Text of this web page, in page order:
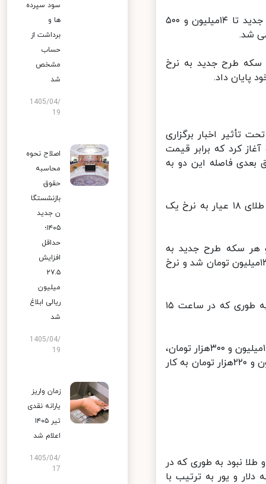
از ساعت ۱۶عصر به بعد روند ریزش قیمت‌ها شدیدتر شد و نرخ سکه طرح جدید تا ۱۴میلیون و ۵۰۰
شد.
۱۳میلیون و ۵۰۰هزار تومان و سکه طرح جدید به نرخ
اخبار برگزاری
با اتفاقی عجیب آغاز کرد که برابر قیمت
بود که در دقایق بعدی فاصله این دو به
در این روز نوسان قیمت سکه و طلا بسیار شدید بود به طوری که هر گرم طلای ۱۸ عیار به نرخ یک
۱۲میلیون و ۳۰۰هزار تومان و هر سکه طرح جدید به
و ۷۰۰هزار تومان رسید و نیم ساعت بعد سکه بار دیگر وارد کانال ۱۳میلیون تومان شد و نرخ
در باقی ساعات سکه بین کانال ۱۲ و ۱۳ میلیون تومان در رفت و آمد بود به طوری که در ساعت ۱۵
سرانجام بازار در عصر پنجشنبه ۱۵آبان با قیمت‌های سکه طرح قدیم با نرخ ۱۲میلیون و ۳۰۰هزار تومان،
و سکه طرح جدید با قیمت ۱۳میلیون تومان و طلای ۱۸ عیار هم با یک میلیون و ۲۲۰هزار تومان به کار
سکه و طلا نبود به طوری که در
و یور به ترتیب با
سود سپرده
ها و
برداشت از
حساب
مشخص
شد
1405/04/
19
اصلاح نحوه
محاسبه
حقوق
بازنشستگا
ن جدید
۱۴۰۵؛
حداقل
افزایش
۲۷.۵
میلیون
ریالی ابلاغ
شد
1405/04/
19
زمان واریز
یارانه نقدی
تیر ۱۴۰۵
اعلام شد
1405/04/
17